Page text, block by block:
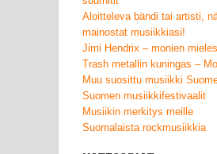
Aloitteleva bändi tai artisti,
mainostat musiikkiasi!
Jimi Hendrix – monien
Trash metallin kuningas –
Muu suosittu musiikki
Suomen musiikkifestivaalit
Musiikin merkitys meille
Suomalaista rockmusiikkia